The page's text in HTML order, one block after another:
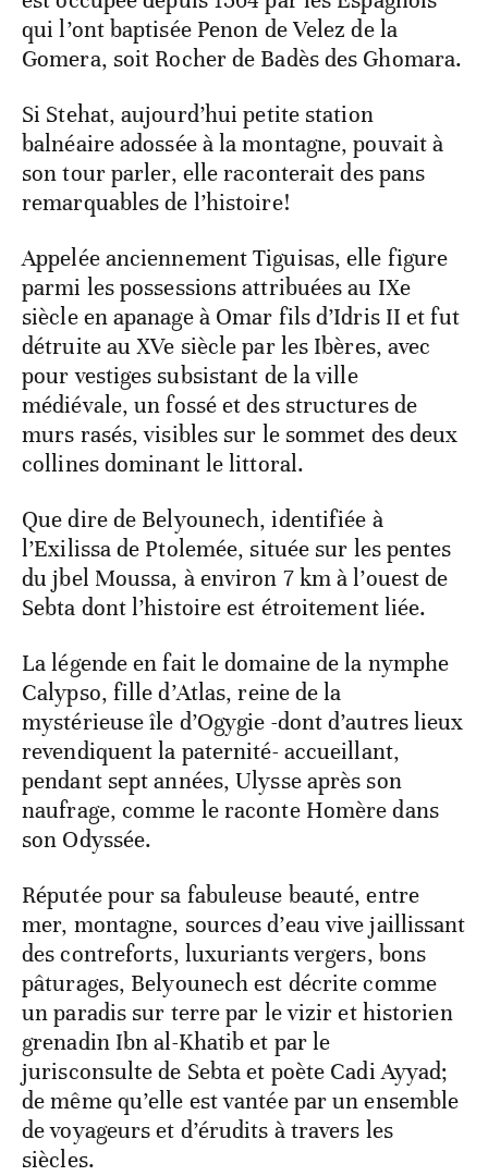
qui l’ont baptisée Penon de Velez de la
Gomera, soit Rocher de Badès des Ghomara.
Si Stehat, aujourd’hui petite station
balnéaire adossée à la montagne, pouvait à
son tour parler, elle raconterait des pans
remarquables de l’histoire!
Appelée anciennement Tiguisas, elle figure
parmi les possessions attribuées au IXe
siècle en apanage à Omar fils d’Idris II et fut
détruite au XVe siècle par les Ibères, avec
pour vestiges subsistant de la ville
médiévale, un fossé et des structures de
murs rasés, visibles sur le sommet des deux
collines dominant le littoral.
Que dire de Belyounech, identifiée à
l’Exilissa de Ptolemée, située sur les pentes
du jbel Moussa, à environ 7 km à l’ouest de
Sebta dont l’histoire est étroitement liée.
La légende en fait le domaine de la nymphe
Calypso, fille d’Atlas, reine de la
mystérieuse île d’Ogygie -dont d’autres lieux
revendiquent la paternité- accueillant,
pendant sept années, Ulysse après son
naufrage, comme le raconte Homère dans
son Odyssée.
Réputée pour sa fabuleuse beauté, entre
mer, montagne, sources d’eau vive jaillissant
des contreforts, luxuriants vergers, bons
pâturages, Belyounech est décrite comme
un paradis sur terre par le vizir et historien
grenadin Ibn al-Khatib et par le
jurisconsulte de Sebta et poète Cadi Ayyad;
de même qu’elle est vantée par un ensemble
de voyageurs et d’érudits à travers les
siècles.